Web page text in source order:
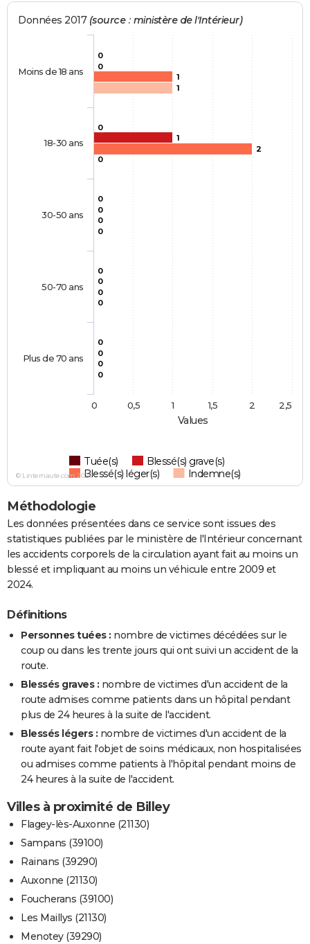
Values
Données 2017 (source : ministère de l'Intérieur)
0
0
0
0
0
0
1
0
0
0
1
2
0
0
0
1
0
0
0
0
Tuée(s)
Blessé(s) grave(s)
Blessé(s) léger(s)
Indemne(s)
Moins de 18 ans
18-30 ans
30-50 ans
50-70 ans
Plus de 70 ans
0 0,5 1 1,5 2 2,5
© Linternaute.com 2026
Méthodologie
Les données présentées dans ce service sont issues des
statistiques publiées par le ministère de l'Intérieur concernant
les accidents corporels de la circulation ayant fait au moins un
blessé et impliquant au moins un véhicule entre 2009 et
2024.
Définitions
Personnes tuées : nombre de victimes décédées sur le
coup ou dans les trente jours qui ont suivi un accident de la
route.
Blessés graves : nombre de victimes d'un accident de la
route admises comme patients dans un hôpital pendant
plus de 24 heures à la suite de l'accident.
Blessés légers : nombre de victimes d'un accident de la
route ayant fait l'objet de soins médicaux, non hospitalisées
ou admises comme patients à l'hôpital pendant moins de
24 heures à la suite de l'accident.
Villes à proximité de Billey
Flagey-lès-Auxonne (21130)
Sampans (39100)
Rainans (39290)
Auxonne (21130)
Foucherans (39100)
Les Maillys (21130)
Menotey (39290)